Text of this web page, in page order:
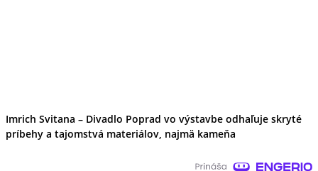
Imrich Svitana – Divadlo Poprad vo výstavbe odhaľuje skryté
príbehy a tajomstvá materiálov, najmä kameňa